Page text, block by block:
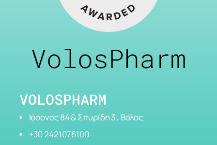
VolosPharm
VOLOSPHARM
Ιάσονος 84 & Σπυρίδη 3 , Βόλος
+30 2421076100